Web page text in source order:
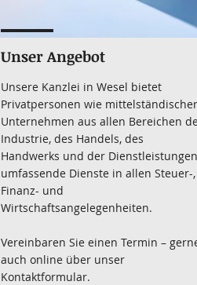
Unser Angebot
Unsere Kanzlei in Wesel bietet
Privatpersonen wie
Unternehmen aus allen Bereichen
Industrie, des Handels, des
Handwerks und der Dienstleistungen
umfassende Dienste in allen Steuer-,
Finanz- und
Wirtschaftsangelegenheiten.
Vereinbaren Sie einen Termin –
auch online über unser
Kontaktformular.